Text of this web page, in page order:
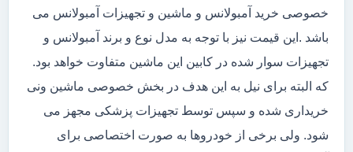
خصوصی خرید آمبولانس و ماشین و تجهیزات آمبولانس می
باشد .این قیمت نیز با توجه به مدل نوع و برند آمبولانس و
تجهیزات سوار شده در کابین این ماشین متفاوت خواهد بود.
که البته برای نیل به این هدف در بخش خصوصی ماشین ونی
خریداری شده و سپس توسط تجهیزات پزشکی مجهز می
شود. ولی برخی از خودروها به صورت اختصاصی برای